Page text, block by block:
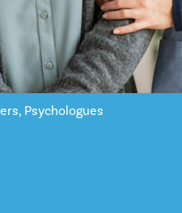
, Psychologues